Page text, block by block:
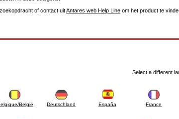
of contact uitAntares web Help Line om het product te
Select a different
België Deutschland España France